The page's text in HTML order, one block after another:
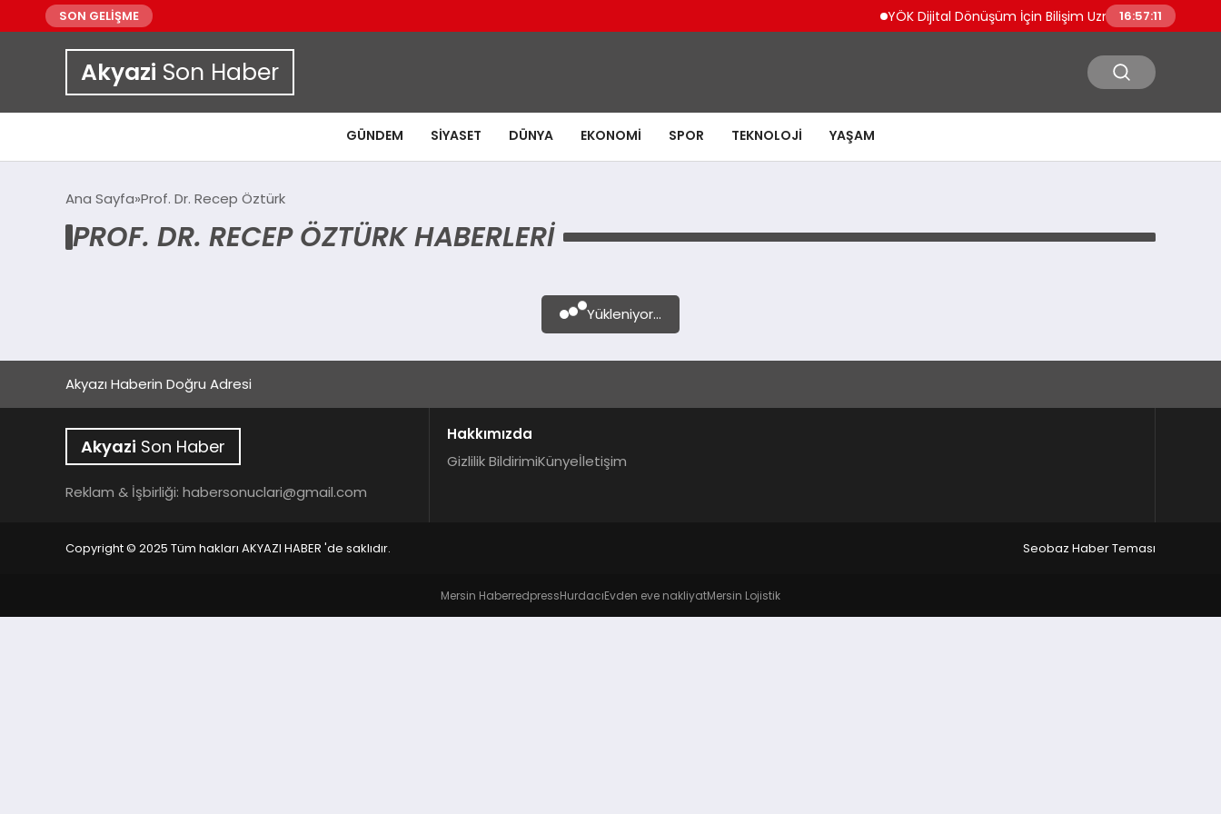
SON GELİŞME YÖK Dijital Dönüşüm İçin Bilişim Uzmanları Yetiştiriyor
16:57:11
Akyazi Son Haber
GÜNDEM SIYASET DÜNYA EKONOMI SPOR TEKNOLOJI YAŞAM
Ana Sayfa Prof. Dr. Recep Öztürk
PROF. DR. RECEP ÖZTÜRK HABERLERI
Yükleniyor...
Akyazı Haberin Doğru Adresi
Akyazi Son Haber
Reklam & İşbirliği: habersonuclari@gmail.com
Hakkımızda
Gizlilik BildirimiKünyeİletişim
Copyright © 2025 Tüm hakları AKYAZI HABER 'de saklıdır. Seobaz Haber Teması
Mersin HaberredpressHurdacıEvden eve nakliyatMersin Lojistik